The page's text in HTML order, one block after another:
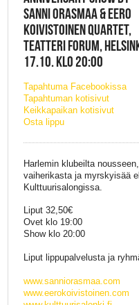
SANNI ORASMAA & EERO
KOIVISTOINEN QUARTET,
TEATTERI FORUM,
17.10. KLO 20:00
Tapahtuma Facebookissa
Tapahtuman kotisivut
Keikkapaikan kotisivut
Osta lippu
Harlemin klubeilta
vaiherikasta ja myrskyisää
Kulttuurisalongissa.
Liput 32,50€
Ovet klo 19:00
Show klo 20:00
Liput lippupalvelusta ja
www.sanniorasmaa.com
www.eerokoivistoinen.com